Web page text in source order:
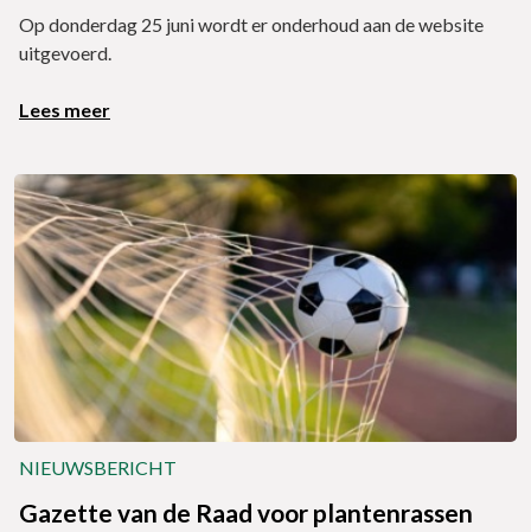
Op donderdag 25 juni wordt er onderhoud aan de website
uitgevoerd.
Lees meer
NIEUWSBERICHT
Gazette van de Raad voor plantenrassen